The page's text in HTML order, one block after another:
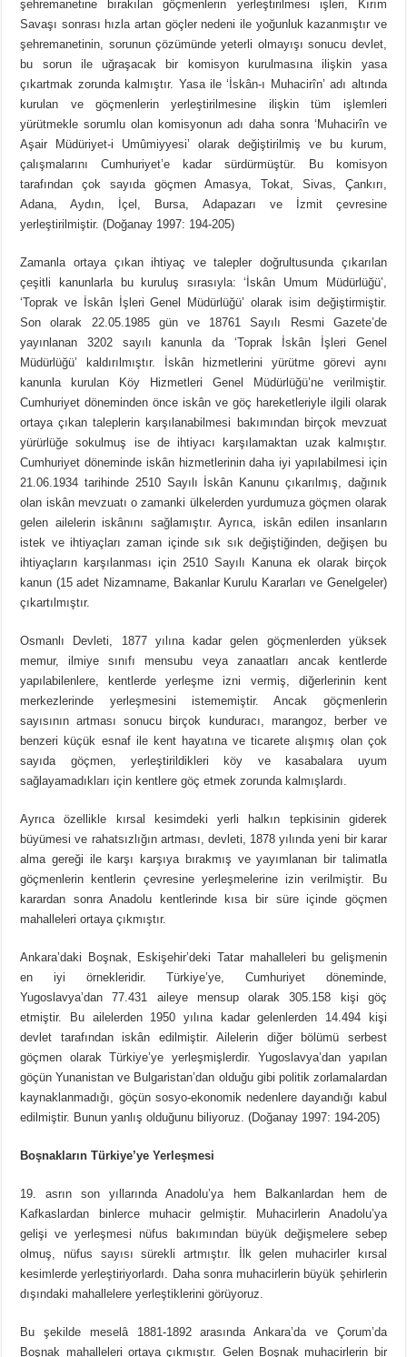
şehremanetine bırakılan göçmenlerin yerleştirilmesi işleri, Kırım
Savaşı sonrası hızla artan göçler nedeni ile yoğunluk kazanmıştır ve
şehremanetinin, sorunun çözümünde yeterli olmayışı sonucu devlet,
bu sorun ile uğraşacak bir komisyon kurulmasına ilişkin yasa
çıkartmak zorunda kalmıştır. Yasa ile ‘İskân-ı Muhacirîn’ adı altında
kurulan ve göçmenlerin yerleştirilmesine ilişkin tüm işlemleri
yürütmekle sorumlu olan komisyonun adı daha sonra ‘Muhacirîn ve
Aşair Müdüriyet-i Umûmiyyesi’ olarak değiştirilmiş ve bu kurum,
çalışmalarını Cumhuriyet’e kadar sürdürmüştür. Bu komisyon
tarafından çok sayıda göçmen Amasya, Tokat, Sivas, Çankırı,
Adana, Aydın, İçel, Bursa, Adapazarı ve İzmit çevresine
yerleştirilmiştir. (Doğanay 1997: 194-205)
Zamanla ortaya çıkan ihtiyaç ve talepler doğrultusunda çıkarılan
çeşitli kanunlarla bu kuruluş sırasıyla: ‘İskân Umum Müdürlüğü’,
‘Toprak ve İskân İşleri Genel Müdürlüğü’ olarak isim değiştirmiştir.
Son olarak 22.05.1985 gün ve 18761 Sayılı Resmi Gazete’de
yayınlanan 3202 sayılı kanunla da ‘Toprak İskân İşleri Genel
Müdürlüğü’ kaldırılmıştır. İskân hizmetlerini yürütme görevi aynı
kanunla kurulan Köy Hizmetleri Genel Müdürlüğü’ne verilmiştir.
Cumhuriyet döneminden önce iskân ve göç hareketleriyle ilgili olarak
ortaya çıkan taleplerin karşılanabilmesi bakımından birçok mevzuat
yürürlüğe sokulmuş ise de ihtiyacı karşılamaktan uzak kalmıştır.
Cumhuriyet döneminde iskân hizmetlerinin daha iyi yapılabilmesi için
21.06.1934 tarihinde 2510 Sayılı İskân Kanunu çıkarılmış, dağınık
olan iskân mevzuatı o zamanki ülkelerden yurdumuza göçmen olarak
gelen ailelerin iskânını sağlamıştır. Ayrıca, iskân edilen insanların
istek ve ihtiyaçları zaman içinde sık sık değiştiğinden, değişen bu
ihtiyaçların karşılanması için 2510 Sayılı Kanuna ek olarak birçok
kanun (15 adet Nizamname, Bakanlar Kurulu Kararları ve Genelgeler)
çıkartılmıştır.
Osmanlı Devleti, 1877 yılına kadar gelen göçmenlerden yüksek
memur, ilmiye sınıfı mensubu veya zanaatları ancak kentlerde
yapılabilenlere, kentlerde yerleşme izni vermiş, diğerlerinin kent
merkezlerinde yerleşmesini istememiştir. Ancak göçmenlerin
sayısının artması sonucu birçok kunduracı, marangoz, berber ve
benzeri küçük esnaf ile kent hayatına ve ticarete alışmış olan çok
sayıda göçmen, yerleştirildikleri köy ve kasabalara uyum
sağlayamadıkları için kentlere göç etmek zorunda kalmışlardı.
Ayrıca özellikle kırsal kesimdeki yerli halkın tepkisinin giderek
büyümesi ve rahatsızlığın artması, devleti, 1878 yılında yeni bir karar
alma gereği ile karşı karşıya bırakmış ve yayımlanan bir talimatla
göçmenlerin kentlerin çevresine yerleşmelerine izin verilmiştir. Bu
karardan sonra Anadolu kentlerinde kısa bir süre içinde göçmen
mahalleleri ortaya çıkmıştır.
Ankara’daki Boşnak, Eskişehir’deki Tatar mahalleleri bu gelişmenin
en iyi örnekleridir. Türkiye’ye, Cumhuriyet döneminde,
Yugoslavya’dan 77.431 aileye mensup olarak 305.158 kişi göç
etmiştir. Bu ailelerden 1950 yılına kadar gelenlerden 14.494 kişi
devlet tarafından iskân edilmiştir. Ailelerin diğer bölümü serbest
göçmen olarak Türkiye’ye yerleşmişlerdir. Yugoslavya’dan yapılan
göçün Yunanistan ve Bulgaristan’dan olduğu gibi politik zorlamalardan
kaynaklanmadığı, göçün sosyo-ekonomik nedenlere dayandığı kabul
edilmiştir. Bunun yanlış olduğunu biliyoruz. (Doğanay 1997: 194-205)
Boşnakların Türkiye’ye Yerleşmesi
19. asrın son yıllarında Anadolu’ya hem Balkanlardan hem de
Kafkaslardan binlerce muhacir gelmiştir. Muhacirlerin Anadolu’ya
gelişi ve yerleşmesi nüfus bakımından büyük değişmelere sebep
olmuş, nüfus sayısı sürekli artmıştır. İlk gelen muhacirler kırsal
kesimlerde yerleştiriyorlardı. Daha sonra muhacirlerin büyük şehirlerin
dışındaki mahallelere yerleştiklerini görüyoruz.
Bu şekilde meselâ 1881-1892 arasında Ankara’da ve Çorum’da
Boşnak mahalleleri ortaya çıkmıştır. Gelen Boşnak muhacirlerin bir